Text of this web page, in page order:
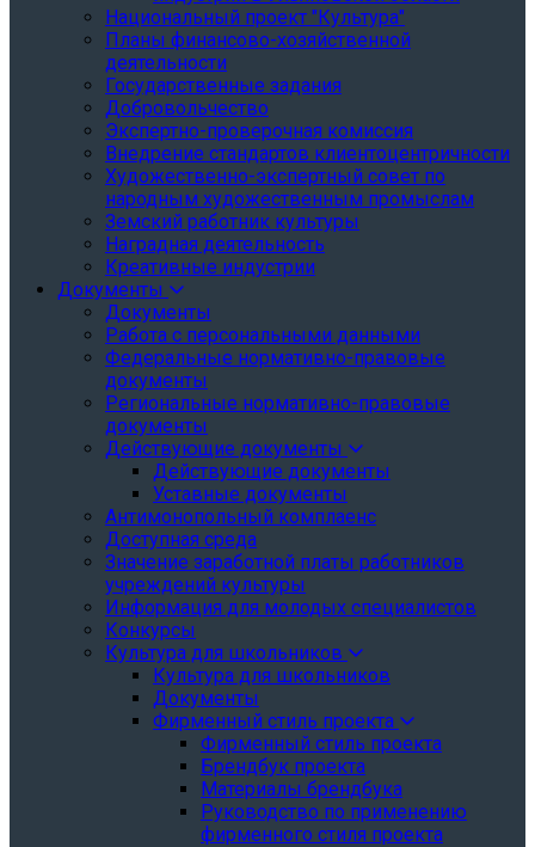
Национальный проект "Культура"
Планы финансово-хозяйственной
деятельности
Государственные задания
Добровольчество
Экспертно-проверочная комиссия
Внедрение стандартов клиентоцентричности
Художественно-экспертный совет по
народным художественным промыслам
Земский работник культуры
Наградная деятельность
Креативные индустрии
Документы
Документы
Работа с персональными данными
Федеральные нормативно-правовые
документы
Региональные нормативно-правовые
документы
Действующие документы
Действующие документы
Уставные документы
Антимонопольный комплаенс
Доступная среда
Значение заработной платы работников
учреждений культуры
Информация для молодых специалистов
Конкурсы
Культура для школьников
Культура для школьников
Документы
Фирменный стиль проекта
Фирменный стиль проекта
Брендбук проекта
Материалы брендбука
Руководство по применению
фирменного стиля проекта